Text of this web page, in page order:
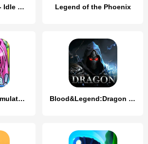
Immortal Taoists - Idle Manga Legend of the Phoenix
Anime Gacha! (Simulator & RPG) Blood&Legend:Dragon King idle